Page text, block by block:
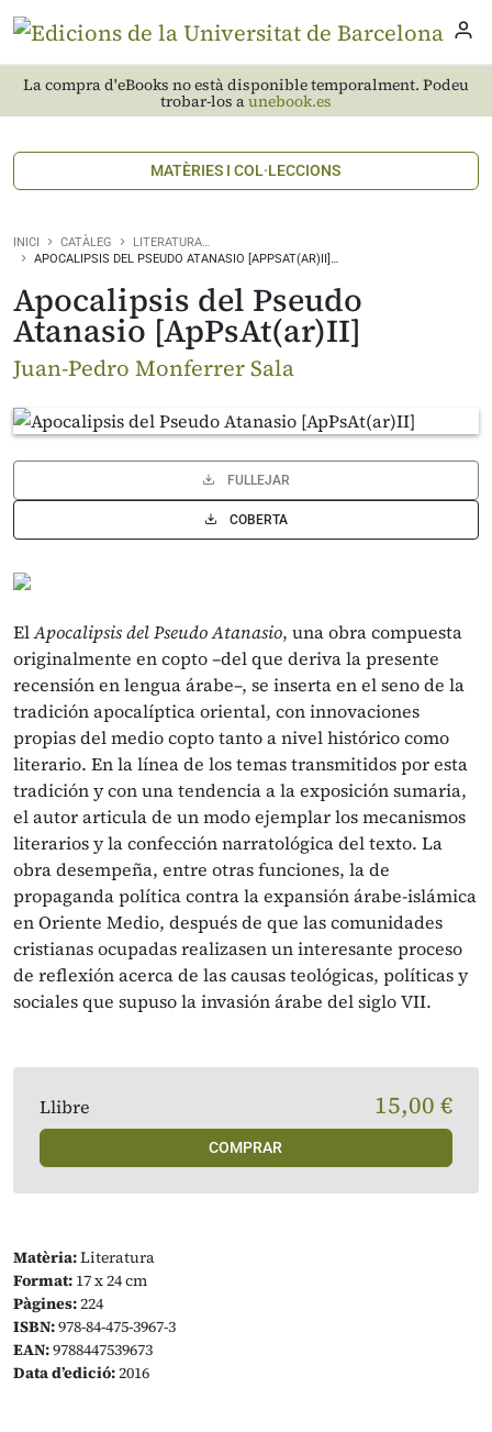
La compra d'eBooks no està disponible temporalment. Podeu
trobar-los aunebook.es
MATÈRIES I COL·LECCIONS
INICI CATÀLEG
LITERATURA…
APOCALIPSIS DEL PSEUDO ATANASIO [APPSAT(AR)II]…
Apocalipsis del Pseudo
Atanasio [ApPsAt(ar)II]
Juan-Pedro Monferrer Sala
FULLEJAR
COBERTA
ElApocalipsis del Pseudo Atanasio, una obra compuesta
originalmente en copto –del que deriva la presente
recensión en lengua árabe–, se inserta en el seno de la
tradición apocalíptica oriental, con innovaciones
propias del medio copto tanto a nivel histórico como
literario. En la línea de los temas transmitidos por esta
tradición y con una tendencia a la exposición sumaria,
el autor articula de un modo ejemplar los mecanismos
literarios y la confección narratológica del texto. La
obra desempeña, entre otras funciones, la de
propaganda política contra la expansión árabe-islámica
en Oriente Medio, después de que las comunidades
cristianas ocupadas realizasen un interesante proceso
de reflexión acerca de las causas teológicas, políticas y
sociales que supuso la invasión árabe del siglo VII.
Matèria:Literatura
Format: 17 x 24 cm
Pàgines:224
ISBN:978-84-475-3967-3
EAN:9788447539673
Data d’edició:2016
Llibre 15,00 €
COMPRAR